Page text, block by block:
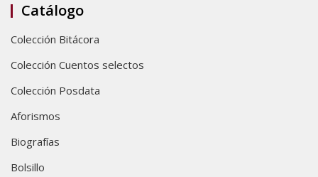
Catálogo
Colección Bitácora
Colección Cuentos selectos
Colección Posdata
Aforismos
Biografías
Bolsillo